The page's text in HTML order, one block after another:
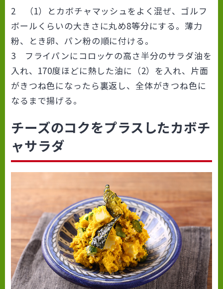
2 （1）とカボチャマッシュをよく混ぜ、ゴルフ
ボールくらいの大きさに丸め8等分にする。薄力
粉、とき卵、パン粉の順に付ける。
3 フライパンにコロッケの高さ半分のサラダ油を
入れ、170度ほどに熱した油に（2）を入れ、片面
がきつね色になったら裏返し、全体がきつね色に
なるまで揚げる。
チーズのコクをプラスしたカボチ
ャサラダ